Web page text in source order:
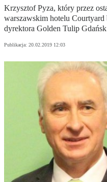
Krzysztof Pyza, który przez
warszawskim hotelu Courtyard
dyrektora Golden Tulip
Publikacja: 20.02.2019 12:03